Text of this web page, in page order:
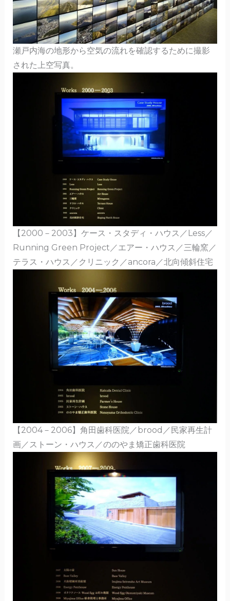
瀬戸内海の地形から空気の流れを確認するために撮影
された上空写真。
【2000－2003】ケース・スタディ・ハウス／Less／
Running Green Project／エアー・ハウス／三輪窯／
テラス・ハウス／クリニック／ancora／北向傾斜住宅
【2004－2006】角田歯科医院／brood／民家再生計
画／ストーン・ハウス／ののやま矯正歯科医院